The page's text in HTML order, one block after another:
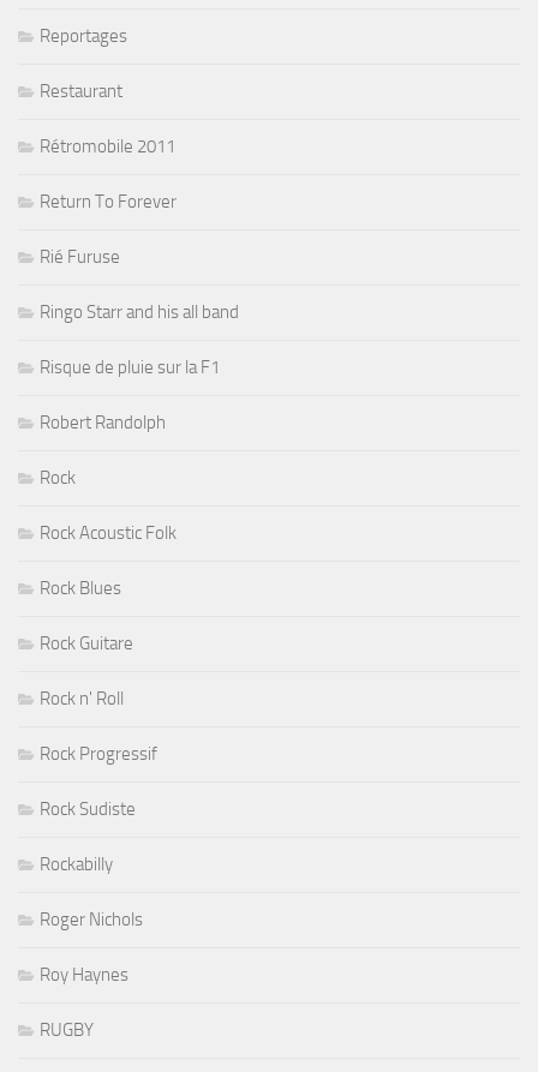
Reportages
Restaurant
Rétromobile 2011
Return To Forever
Rié Furuse
Ringo Starr and his all band
Risque de pluie sur la F1
Robert Randolph
Rock
Rock Acoustic Folk
Rock Blues
Rock Guitare
Rock n' Roll
Rock Progressif
Rock Sudiste
Rockabilly
Roger Nichols
Roy Haynes
RUGBY